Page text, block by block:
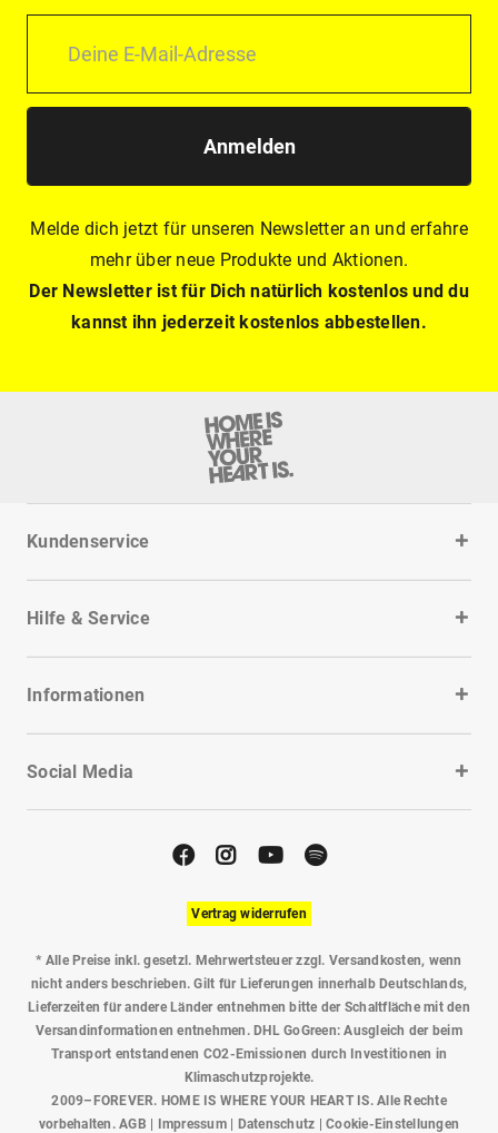
Anmelden
Melde dich jetzt für unseren Newsletter an und erfahre
mehr über neue Produkte und Aktionen.
Der Newsletter ist für Dich natürlich kostenlos und du
kannst ihn jederzeit kostenlos abbestellen.
Kundenservice
Hilfe & Service
Informationen
Social Media
Vertrag widerrufen
* Alle Preise inkl. gesetzl. Mehrwertsteuer zzgl. Versandkosten, wenn
nicht anders beschrieben. Gilt für Lieferungen innerhalb Deutschlands,
Lieferzeiten für andere Länder entnehmen bitte der Schaltfläche mit den
Versandinformationen entnehmen. DHL GoGreen: Ausgleich der beim
Transport entstandenen CO2-Emissionen durch Investitionen in
Klimaschutzprojekte.
2009–FOREVER. HOME IS WHERE YOUR HEART IS. Alle Rechte
vorbehalten.AGB Impressum| Datenschutz |Cookie-Einstellungen